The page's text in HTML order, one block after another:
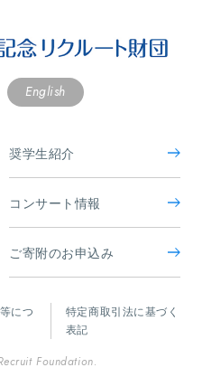
English
奨学生紹介
コンサート情報
ご寄附のお申込み
につ
特定商取引法に基づく
表記
Foundation.